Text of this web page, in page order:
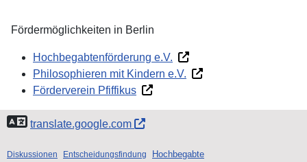
Fördermöglichkeiten in Berlin
Hochbegabtenförderung e.V.
Philosophieren mit Kindern e.V.
Förderverein Pfiffikus
translate.google.com
Diskussionen Entscheidungsfindung Hochbegabte